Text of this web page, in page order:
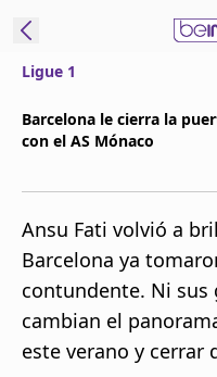
beIN XTRA
Administrar
notificaciones
Ligue 1
Barcelona le cierra la
con el AS Mónaco
Ansu Fati volvió a
Barcelona ya
contundente. Ni sus
cambian el
este verano y cerrar